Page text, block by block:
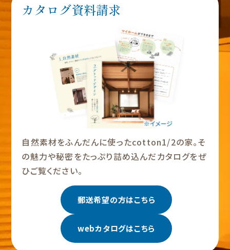
カタログ資料請求
自然素材をふんだんに使ったcotton1/2の家。そ
の魅力や秘密をたっぷり詰め込んだカタログをぜ
ひご覧ください。
郵送希望の方はこちら
webカタログはこちら